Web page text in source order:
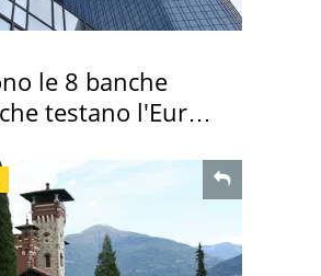
le 8 banche
testano l'Euro